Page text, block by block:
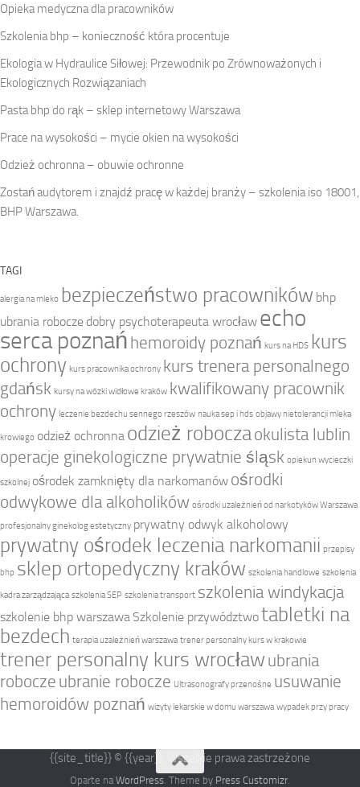
Opieka medyczna dla pracowników
Szkolenia bhp – konieczność która procentuje
Ekologia w Hydraulice Siłowej: Przewodnik po Zrównoważonych i
Ekologicznych Rozwiązaniach
Pasta bhp do rąk – sklep internetowy Warszawa
Prace na wysokości – mycie okien na wysokości
Odzież ochronna – obuwie ochronne
Zostań audytorem i znajdź pracę w każdej branży – szkolenia iso 18001,
BHP Warszawa.
TAGI
alergia na mleko bezpieczeństwo pracowników bhp
ubrania robocze dobry psychoterapeuta wrocław echo
serca poznań hemoroidy poznań kurs na HDS kurs
ochrony kurs pracownika ochrony kurs trenera personalnego
gdańsk kursy na wózki widłowe kraków kwalifikowany pracownik
ochrony leczenie bezdechu sennego rzeszów nauka sep i hds objawy nietolerancji mleka
krowiego odzież ochronna odzież robocza okulista lublin
operacje ginekologiczne prywatnie śląsk opiekun wycieczki
szkolnej ośrodek zamknięty dla narkomanów ośrodki
odwykowe dla alkoholików ośrodki uzależnień od narkotyków Warszawa
profesjonalny ginekolog estetyczny prywatny odwyk alkoholowy
prywatny ośrodek leczenia narkomanii przepisy
bhp sklep ortopedyczny kraków szkolenia handlowe szkolenia
kadra zarządzająca szkolenia SEP szkolenia transport szkolenia windykacja
szkolenie bhp warszawa Szkolenie przywództwotabletki na
bezdech terapia uzależnień warszawa trener personalny kurs w krakowie
trener personalny kurs wrocław ubrania
robocze ubranie robocze Ultrasonografy przenośne usuwanie
hemoroidów poznań wizyty lekarskie w domu warszawa wypadek przy pracy
{{site_title}} © {{year}}. Wszelkie prawa zastrzeżone
Oparte naWordPress. Theme by Press Customizr.